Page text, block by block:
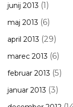
junij 2013 (1)
maj 2013 (6)
april 2013 (29)
marec 2013 (6)
februar 2013 (5)
januar 2013 (3)